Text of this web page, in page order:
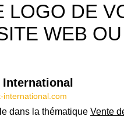
LOGO DE
WEB
International
international.com
dans la thématique Vente